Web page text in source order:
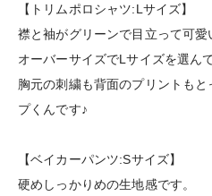
【トリムポロシャツ:Lサイズ】
襟と袖がグリーンで目立って可愛
オーバーサイズでLサイズを選ん
胸元の刺繍も背面のプリントも
プくんです♪
【ベイカーパンツ:Sサイズ】
硬めしっかりめの生地感です。